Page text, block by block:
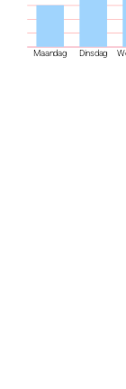
Maandag Dinsdag